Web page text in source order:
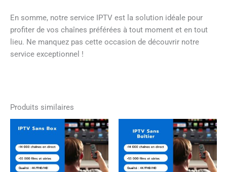
En somme, notre service IPTV est la solution idéale pour
profiter de vos chaînes préférées à tout moment et en tout
lieu. Ne manquez pas cette occasion de découvrir notre
service exceptionnel !
Produits similaires
Plage
de
prix :
0,00€
à
49,99€
Ce
produit
a
plusieurs
Plage
prix :
0,00€
à
49,99€
Ce
a